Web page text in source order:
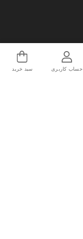
حساب کاربری سبد خرید